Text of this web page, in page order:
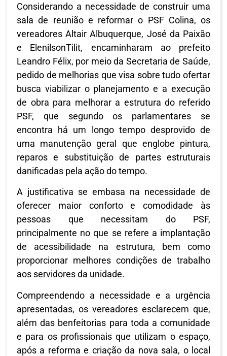
Considerando a necessidade de construir uma
sala de reunião e reformar o PSF Colina, os
vereadores Altair Albuquerque, José da Paixão
e ElenilsonTilit, encaminharam ao prefeito
Leandro Félix, por meio da Secretaria de Saúde,
pedido de melhorias que visa sobre tudo ofertar
busca viabilizar o planejamento e a execução
de obra para melhorar a estrutura do referido
PSF, que segundo os parlamentares se
encontra há um longo tempo desprovido de
uma manutenção geral que englobe pintura,
reparos e substituição de partes estruturais
danificadas pela ação do tempo.
A justificativa se embasa na necessidade de
oferecer maior conforto e comodidade às
pessoas que necessitam do PSF,
principalmente no que se refere a implantação
de acessibilidade na estrutura, bem como
proporcionar melhores condições de trabalho
aos servidores da unidade.
Compreendendo a necessidade e a urgência
apresentadas, os vereadores esclarecem que,
além das benfeitorias para toda a comunidade
e para os profissionais que utilizam o espaço,
após a reforma e criação da nova sala, o local